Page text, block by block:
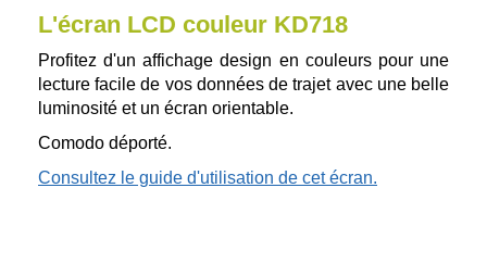
L'écran LCD couleur KD718
Profitez d'un affichage design en couleurs pour une
lecture facile de vos données de trajet avec une belle
luminosité et un écran orientable.
Comodo déporté.
Consultez le guide d'utilisation de cet écran.